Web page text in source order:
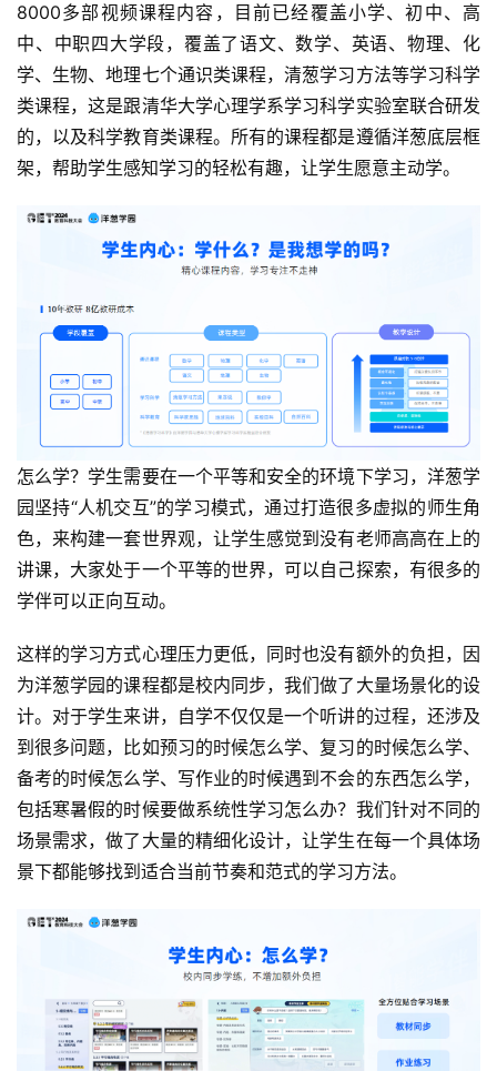
8000多部视频课程内容，目前已经覆盖小学、初中、高
中、中职四大学段，覆盖了语文、数学、英语、物理、化
学、生物、地理七个通识类课程，清葱学习方法等学习科学
类课程，这是跟清华大学心理学系学习科学实验室联合研发
的，以及科学教育类课程。所有的课程都是遵循洋葱底层框
架，帮助学生感知学习的轻松有趣，让学生愿意主动学。
怎么学？学生需要在一个平等和安全的环境下学习，洋葱学
园坚持“人机交互”的学习模式，通过打造很多虚拟的师生角
色，来构建一套世界观，让学生感觉到没有老师高高在上的
讲课，大家处于一个平等的世界，可以自己探索，有很多的
学伴可以正向互动。
这样的学习方式心理压力更低，同时也没有额外的负担，因
为洋葱学园的课程都是校内同步，我们做了大量场景化的设
计。对于学生来讲，自学不仅仅是一个听讲的过程，还涉及
到很多问题，比如预习的时候怎么学、复习的时候怎么学、
备考的时候怎么学、写作业的时候遇到不会的东西怎么学，
包括寒暑假的时候要做系统性学习怎么办？我们针对不同的
场景需求，做了大量的精细化设计，让学生在每一个具体场
景下都能够找到适合当前节奏和范式的学习方法。